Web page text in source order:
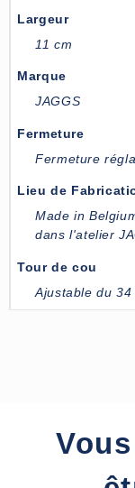
Largeur
11 cm
Marque
JAGGS
Fermeture
Fermeture
Lieu de
Made in
dans l'atelier
Tour de cou
Ajustable du 34